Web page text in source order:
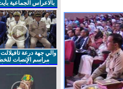
بالاعراس الجماعية بأيت
والي جهة درعة تافيلالت
مراسم الإنصات
الملكي السامي